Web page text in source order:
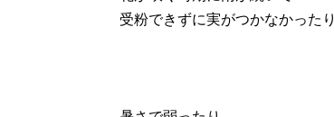
受粉できずに実がつかなかったり